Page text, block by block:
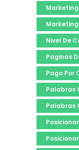
Marketing
Nivel De
Paginas
Pago Por
Palabras
Palabras